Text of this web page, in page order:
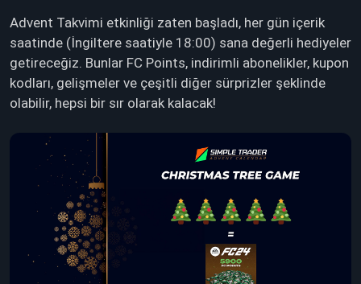
Advent Takvimi etkinliği zaten başladı, her gün içerik
saatinde (İngiltere saatiyle 18:00) sana değerli hediyeler
getireceğiz. Bunlar FC Points, indirimli abonelikler, kupon
kodları, gelişmeler ve çeşitli diğer sürprizler şeklinde
olabilir, hepsi bir sır olarak kalacak!